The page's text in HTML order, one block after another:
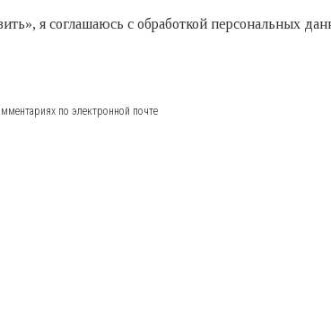
я соглашаюсь с обработкой персональных
по электронной почте